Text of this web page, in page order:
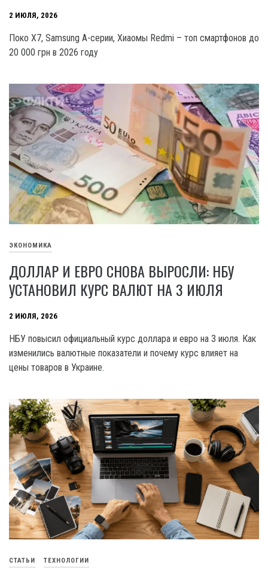
2 ИЮЛЯ, 2026
Поко X7, Samsung А-серии, Хиаомы Redmi – топ смартфонов до
20 000 грн в 2026 году
ЭКОНОМИКА
ДОЛЛАР И ЕВРО СНОВА ВЫРОСЛИ: НБУ
УСТАНОВИЛ КУРС ВАЛЮТ НА 3 ИЮЛЯ
2 ИЮЛЯ, 2026
НБУ повысил официальный курс доллара и евро на 3 июля. Как
изменились валютные показатели и почему курс влияет на
цены товаров в Украине.
СТАТЬИ ТЕХНОЛОГИИ